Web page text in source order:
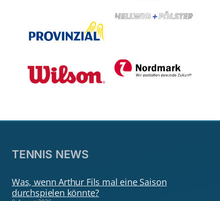
TENNIS NEWS
Was, wenn Arthur Fils mal eine Saison
durchspielen könnte?